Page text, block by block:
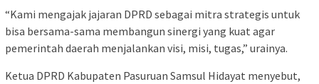
“Kami mengajak jajaran DPRD sebagai mitra strategis untuk
bisa bersama-sama membangun sinergi yang kuat agar
pemerintah daerah menjalankan visi, misi, tugas,” urainya.
Ketua DPRD Kabupaten Pasuruan Samsul Hidayat menyebut,